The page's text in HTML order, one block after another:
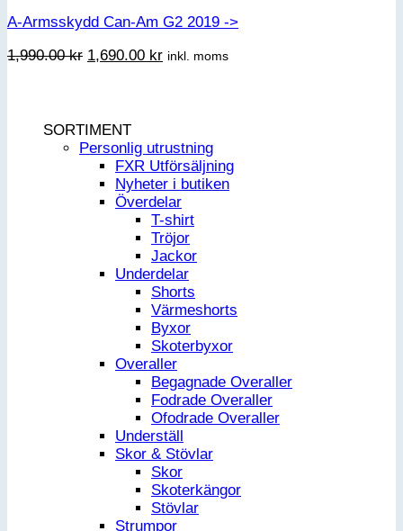
A-Armsskydd Can-Am G2 2019 ->
1,990.00kr Det
1,990.00 kr.
1,690.00 krDet
inkl. moms
SORTIMENT
Personlig utrustning
FXR Utförsäljning
Nyheter i butiken
Överdelar
T-shirt
Tröjor
Jackor
Underdelar
Shorts
Värmeshorts
Byxor
Skoterbyxor
Overaller
Begagnade Overaller
Fodrade Overaller
Ofodrade Overaller
Underställ
Skor & Stövlar
Skor
Skoterkängor
Stövlar
Strumpor